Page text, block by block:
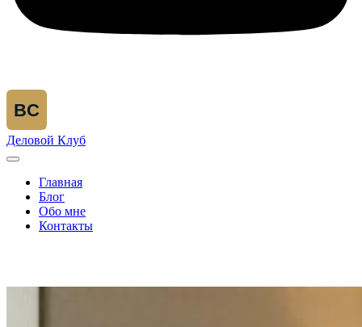
BC
Деловой Клуб
Главная
Блог
Обо мне
Контакты